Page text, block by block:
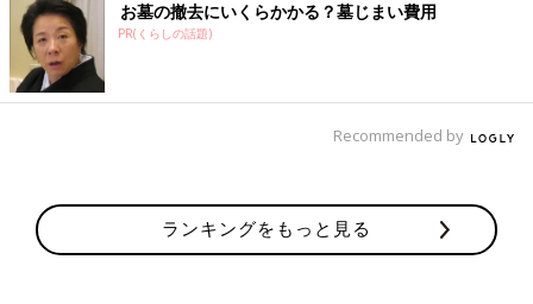
お墓の撤去にいくらかかる？墓じまい費用
PR(くらしの話題)
Recommended by
ランキングをもっと見る